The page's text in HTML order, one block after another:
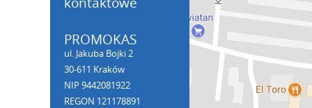
PROMOKAS
ul. Jakuba Bojki 2
30-611 Kraków
NIP 9442081922
REGON 121178891